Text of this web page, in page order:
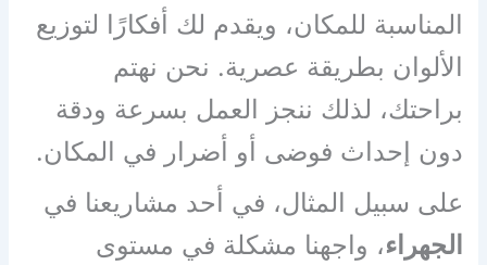
المناسبة للمكان، ويقدم لك أفكارًا لتوزيع
الألوان بطريقة عصرية. نحن نهتم
براحتك، لذلك ننجز العمل بسرعة ودقة
دون إحداث فوضى أو أضرار في المكان.
على سبيل المثال، في أحد مشاريعنا في
الجهراء، واجهنا مشكلة في مستوى